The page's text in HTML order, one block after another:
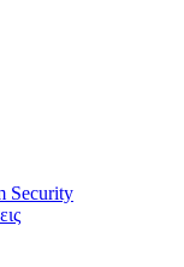
Security